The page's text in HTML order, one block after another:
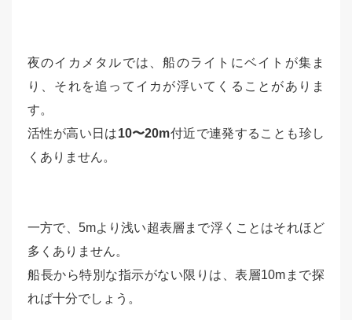
夜のイカメタルでは、船のライトにベイトが集ま
り、それを追ってイカが浮いてくることがありま
す。
活性が高い日は10〜20m付近で連発することも珍し
くありません。
一方で、5mより浅い超表層まで浮くことはそれほど
多くありません。
船長から特別な指示がない限りは、表層10mまで探
れば十分でしょう。